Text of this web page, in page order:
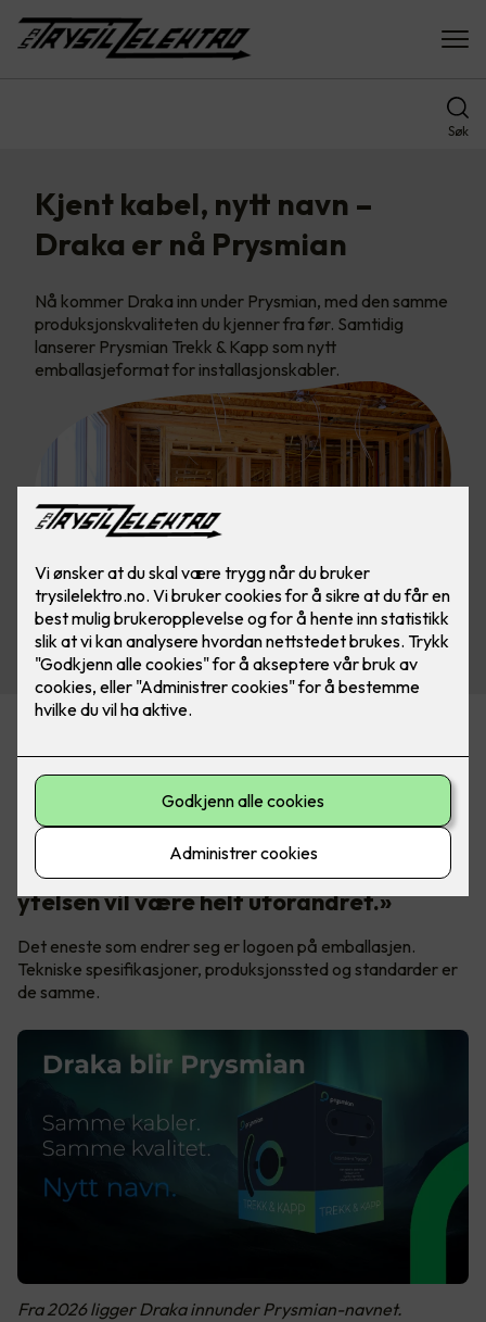
Søk
Kjent kabel, nytt navn –
Draka er nå Prysmian
Nå kommer Draka inn under Prysmian, med den samme
produksjonskvaliteten du kjenner fra før. Samtidig
lanserer Prysmian Trekk & Kapp som nytt
emballasjeformat for installasjonskabler.
varemerkene under ett navn. Prysmian er tydelige på hva
det betyr i praksis:
«Bare navnet forandres, produktene er
de samme: Kvaliteten, funksjonene og
ytelsen vil være helt uforandret.»
Det eneste som endrer seg er logoen på emballasjen.
Tekniske spesifikasjoner, produksjonssted og standarder er
de samme.
Fra 2026 ligger Draka innunder Prysmian-navnet.